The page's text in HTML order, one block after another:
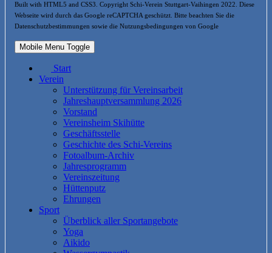
Built with HTML5 and CSS3. Copyright Schi-Verein Stuttgart-Vaihingen 2022. Diese
Webseite wird durch das Google reCAPTCHA geschützt. Bitte beachten Sie die
Datenschutzbestimmungen sowie die Nutzungsbedingungen von Google
Mobile Menu Toggle
Start
Verein
Unterstützung für Vereinsarbeit
Jahreshauptversammlung 2026
Vorstand
Vereinsheim Skihütte
Geschäftsstelle
Geschichte des Schi-Vereins
Fotoalbum-Archiv
Jahresprogramm
Vereinszeitung
Hüttenputz
Ehrungen
Sport
Überblick aller Sportangebote
Yoga
Aikido